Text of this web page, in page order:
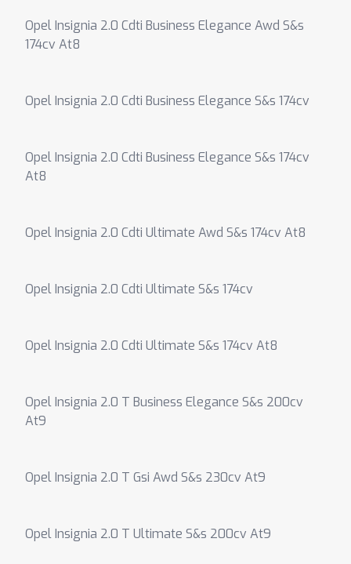
Opel Insignia 2.0 Cdti Business Elegance Awd S&s
174cv At8
Opel Insignia 2.0 Cdti Business Elegance S&s 174cv
Opel Insignia 2.0 Cdti Business Elegance S&s 174cv
At8
Opel Insignia 2.0 Cdti Ultimate Awd S&s 174cv At8
Opel Insignia 2.0 Cdti Ultimate S&s 174cv
Opel Insignia 2.0 Cdti Ultimate S&s 174cv At8
Opel Insignia 2.0 T Business Elegance S&s 200cv
At9
Opel Insignia 2.0 T Gsi Awd S&s 230cv At9
Opel Insignia 2.0 T Ultimate S&s 200cv At9